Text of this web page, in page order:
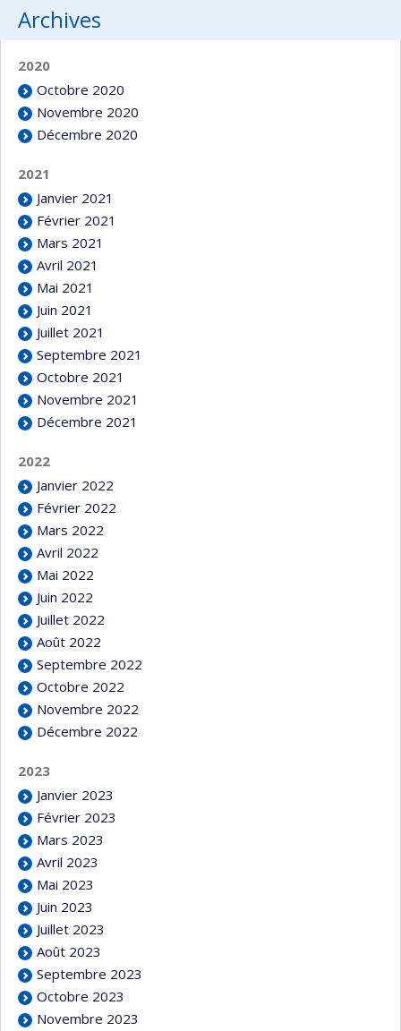
Archives
2020
Octobre 2020
Novembre 2020
Décembre 2020
2021
Janvier 2021
Février 2021
Mars 2021
Avril 2021
Mai 2021
Juin 2021
Juillet 2021
Septembre 2021
Octobre 2021
Novembre 2021
Décembre 2021
2022
Janvier 2022
Février 2022
Mars 2022
Avril 2022
Mai 2022
Juin 2022
Juillet 2022
Août 2022
Septembre 2022
Octobre 2022
Novembre 2022
Décembre 2022
2023
Janvier 2023
Février 2023
Mars 2023
Avril 2023
Mai 2023
Juin 2023
Juillet 2023
Août 2023
Septembre 2023
Octobre 2023
Novembre 2023